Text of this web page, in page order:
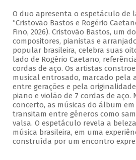
O duo apresenta o espetáculo de
“Cristovão Bastos e Rogério
Fino, 2026). Cristovão Bastos, um
compositores, pianistas e
popular brasileira, celebra suas
lado de Rogério Caetano,
cordas de aço. Os artistas
musical entrosado, marcado pela
entre gerações e pela
piano e violão de 7 cordas de aço.
concerto, as músicas do álbum
transitam entre gêneros como
valsa. O espetáculo revela a
música brasileira, em uma
construída por um encontro